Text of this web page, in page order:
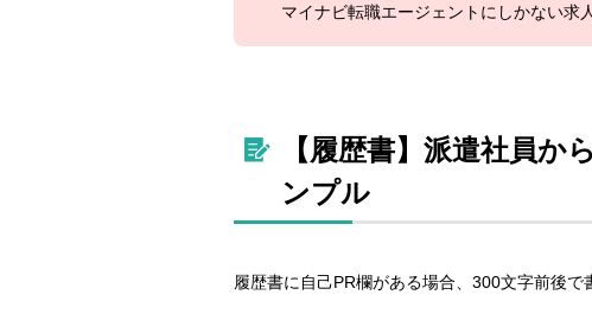
マイナビ転職エージェントにしかない求
【履歴書】派遣社員か
ンプル
履歴書に自己PR欄がある場合、300文字前後で